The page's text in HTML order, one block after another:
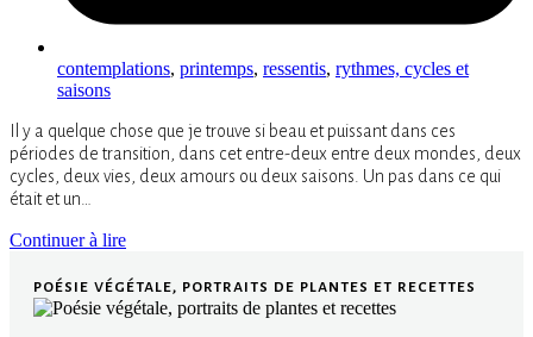
contemplations, printemps, ressentis, rythmes, cycles et
saisons
Il y a quelque chose que je trouve si beau et puissant dans ces
périodes de transition, dans cet entre-deux entre deux mondes, deux
cycles, deux vies, deux amours ou deux saisons. Un pas dans ce qui
était et un…
Continuer à lire
poésie végétale, portraits de plantes et recettes